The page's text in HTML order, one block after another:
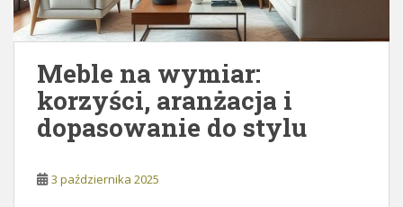
Meble na wymiar:
korzyści, aranżacja i
dopasowanie do stylu
3 października 2025